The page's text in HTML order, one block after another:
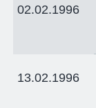
02.02.1996
13.02.1996